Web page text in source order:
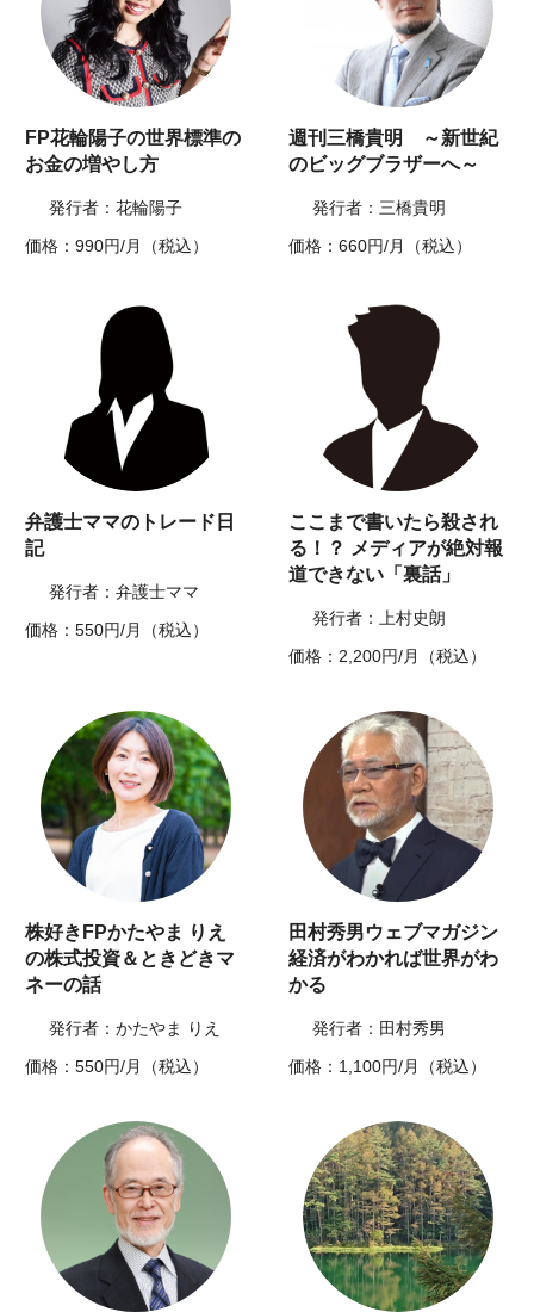
FP花輪陽子の世界標準の
お金の増やし方
発行者：花輪陽子
価格：990円/月（税込）
週刊三橋貴明 ～新世紀
のビッグブラザーへ～
発行者：三橋貴明
価格：660円/月（税込）
弁護士ママのトレード日
記
発行者：弁護士ママ
価格：550円/月（税込）
ここまで書いたら殺され
る！？ メディアが絶対報
道できない「裏話」
発行者：上村史朗
価格：2,200円/月（税込）
株好きFPかたやま りえ
の株式投資＆ときどきマ
ネーの話
発行者：かたやま りえ
価格：550円/月（税込）
田村秀男ウェブマガジン
経済がわかれば世界がわ
かる
発行者：田村秀男
価格：1,100円/月（税込）